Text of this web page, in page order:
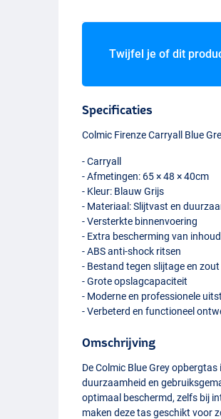
Twijfel je of dit
Specificaties
Colmic Firenze Carryall Blue
- Carryall
- Afmetingen: 65 × 48 × 40cm
- Kleur: Blauw Grijs
- Materiaal: Slijtvast en
- Versterkte binnenvoering
- Extra bescherming van inhoud
-ABSanti-shock ritsen
- Bestand tegen slijtage en zout
- Grote opslagcapaciteit
- Moderne en professionele
- Verbeterd en functioneel
Omschrijving
De Colmic Blue Grey
duurzaamheid en
optimaal beschermd, zelfs bij
maken deze tas geschikt voor